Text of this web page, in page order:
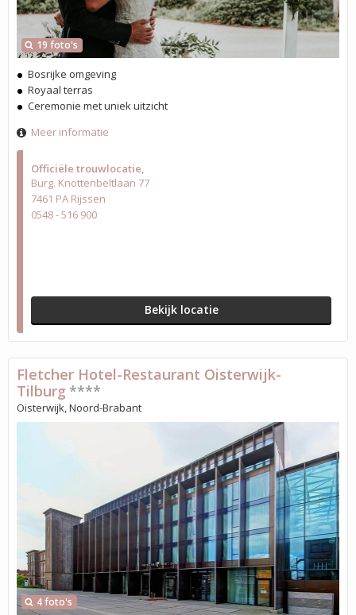
Officiële trouwlocatie
Burg. Knottenbeltlaan 77
7461 PA Rijssen
0548 - 516 900
Bekijk locatie
19 foto's
Bosrijke omgeving
Royaal terras
Ceremonie met uniek uitzicht
Meer informatie
4 foto's
Fletcher Hotel-Restaurant Oisterwijk-
Tilburg ****
Oisterwijk, Noord-Brabant